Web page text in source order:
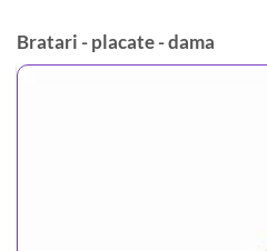
Bratari - placate - dama